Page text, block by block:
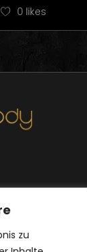
zu
0 likes